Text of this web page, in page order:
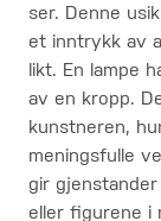
ser. Denne
et inntrykk av
likt. En lampe
av en kropp.
kunstneren,
meningsfulle
gir
eller figurene i